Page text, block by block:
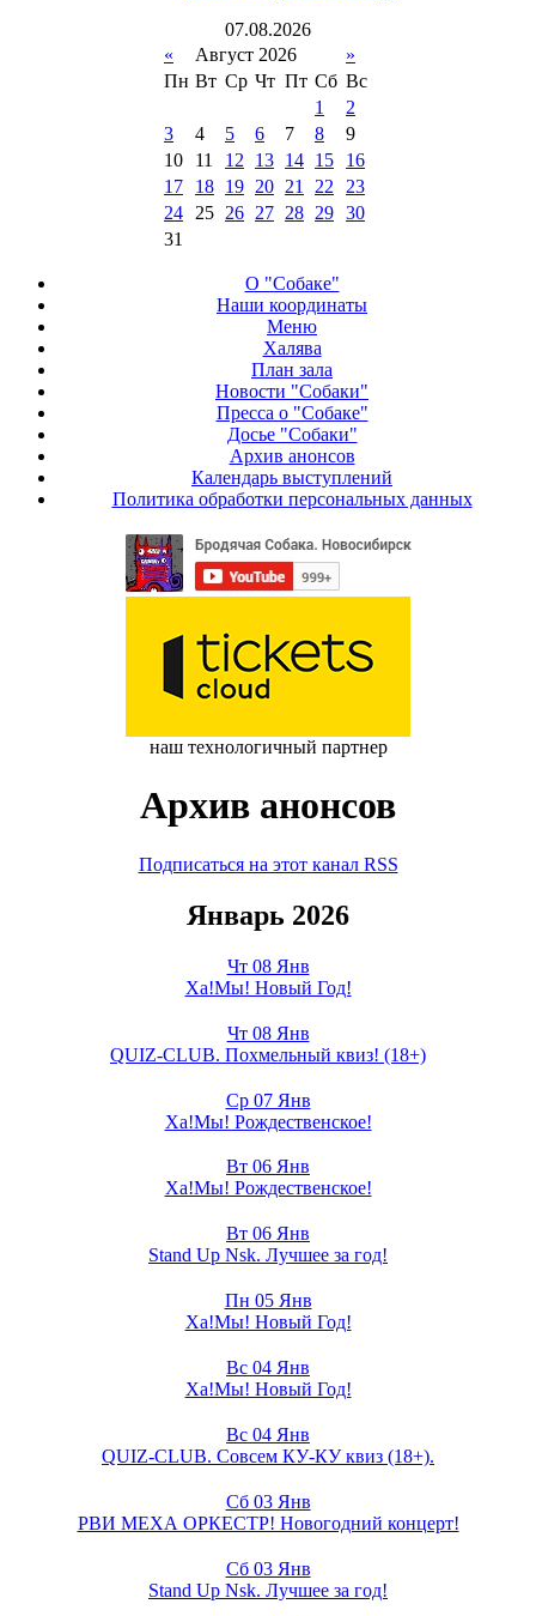
07.08.2026
«
Август 2026
»
Пн Вт Ср Чт Пт Сб Вс
1
2
3
4 5 6 7 8
9
10
11 12 13 14 15
16
17
18 19 20 21 22
23
24
25 26 27 28 29 30
31
О "Собаке"
Наши координаты
Меню
Халява
План зала
Новости "Собаки"
Пресса о "Собаке"
Досье "Собаки"
Архив анонсов
Календарь выступлений
Политика обработки персональных данных
наш технологичный партнер
Архив анонсов
Подписаться на этот канал RSS
Январь 2026
Чт 08 Янв
Ха!Мы! Новый Год!
Чт 08 Янв
QUIZ-CLUB. Похмельный квиз! (18+)
Ср 07 Янв
Ха!Мы! Рождественское!
Вт 06 Янв
Ха!Мы! Рождественское!
Вт 06 Янв
Stand Up Nsk. Лучшее за год!
Пн 05 Янв
Ха!Мы! Новый Год!
Вс 04 Янв
Ха!Мы! Новый Год!
Вс 04 Янв
QUIZ-CLUB. Совсем КУ-КУ квиз (18+).
Сб 03 Янв
РВИ МЕХА ОРКЕСТР! Новогодний концерт!
Сб 03 Янв
Stand Up Nsk. Лучшее за год!